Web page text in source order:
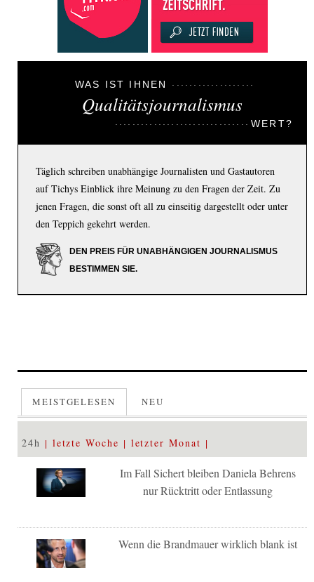
WAS IST IHNEN
Qualitätsjournalismus
WERT?
Täglich schreiben unabhängige Journalisten und Gastautoren
auf Tichys Einblick ihre Meinung zu den Fragen der Zeit. Zu
jenen Fragen, die sonst oft all zu einseitig dargestellt oder unter
den Teppich gekehrt werden.
DEN PREIS FÜR UNABHÄNGIGEN JOURNALISMUS
BESTIMMEN SIE.
MEISTGELESEN NEU
24h letzte Woche letzter Monat
Im Fall Sichert bleiben Daniela Behrens
nur Rücktritt oder Entlassung
Wenn die Brandmauer wirklich blank ist